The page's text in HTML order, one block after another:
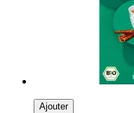
Ajouter